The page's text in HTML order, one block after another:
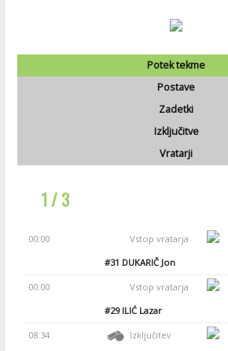
Potek tekme
Postave
Zadetki
Izključitve
Vratarji
1 / 3
00:00 Vstop vratarja
#31 DUKARIČ Jon
00:00 Vstop vratarja
#29ILIĆ Lazar
08:34 Izključitev